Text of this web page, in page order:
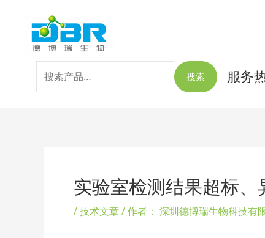
索：
搜索 服务
实验室检测结果超标、
/技术文章/ 作者： 深圳德博瑞生物科技有